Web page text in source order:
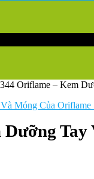
Oriflame – Kem